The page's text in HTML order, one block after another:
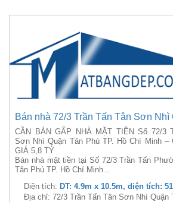
Bán nhà 72/3 Trần Tấn Tân Sơn Nhì
CẦN BÁN GẤP NHÀ MẶT TIỀN Số 72/3
Sơn Nhì Quận Tân Phú TP. Hồ Chí Minh –
GIÁ 5,8 TỶ
Bán nhà mặt tiền tại Số 72/3 Trần Tấn
Tân Phú TP. Hồ Chí Minh...
Diện tích: DT: 4.9m x 10.5m, diện tích:
Địa chỉ: 72/3 Trần Tấn Tân Sơn Nhì Quận